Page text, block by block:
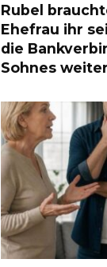
Rubel
Ehefrau ihr
die
Sohnes